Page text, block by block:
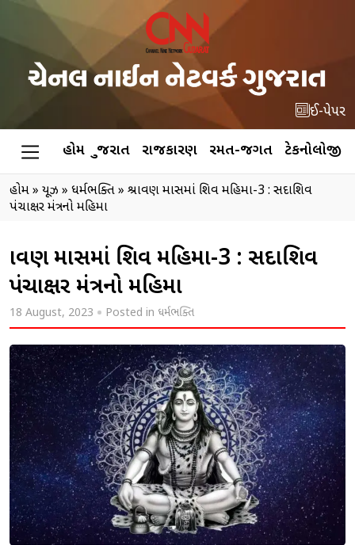
ઈ-પેપર
હોમ ગુજરાત રાજકારણ રમત-જગત ટેકનોલોજી
હોમ» ન્યૂઝ » ધર્મભક્તિ» શ્રાવણ માસમાં શિવ મહિમા-3 : સદાશિવ
પંચાક્ષર મંત્રનો મહિમા
શ્રાવણ માસમાં શિવ મહિમા-3 : સદાશિવ
પંચાક્ષર મંત્રનો મહિમા
18 August, 2023 Posted in ધર્મભક્તિ